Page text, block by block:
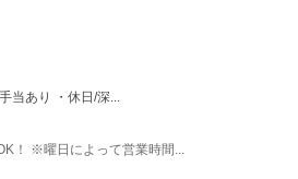
当あり ・休日/深...
！ ※曜日によって営業時間...